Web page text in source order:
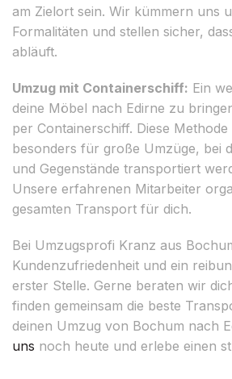
am Zielort sein. Wir kümmern uns
Formalitäten und stellen sicher,
abläuft.
Umzug mit Containerschiff: Ein
deine Möbel nach Edirne zu
per Containerschiff. Diese Methode
besonders für große Umzüge, bei
und Gegenstände transportiert
Unsere erfahrenen Mitarbeiter
gesamten Transport für dich.
Bei Umzugsprofi Kranz aus
Kundenzufriedenheit und ein
erster Stelle. Gerne beraten wir
finden gemeinsam die beste
deinen Umzug von Bochum nach
uns noch heute und erlebe einen